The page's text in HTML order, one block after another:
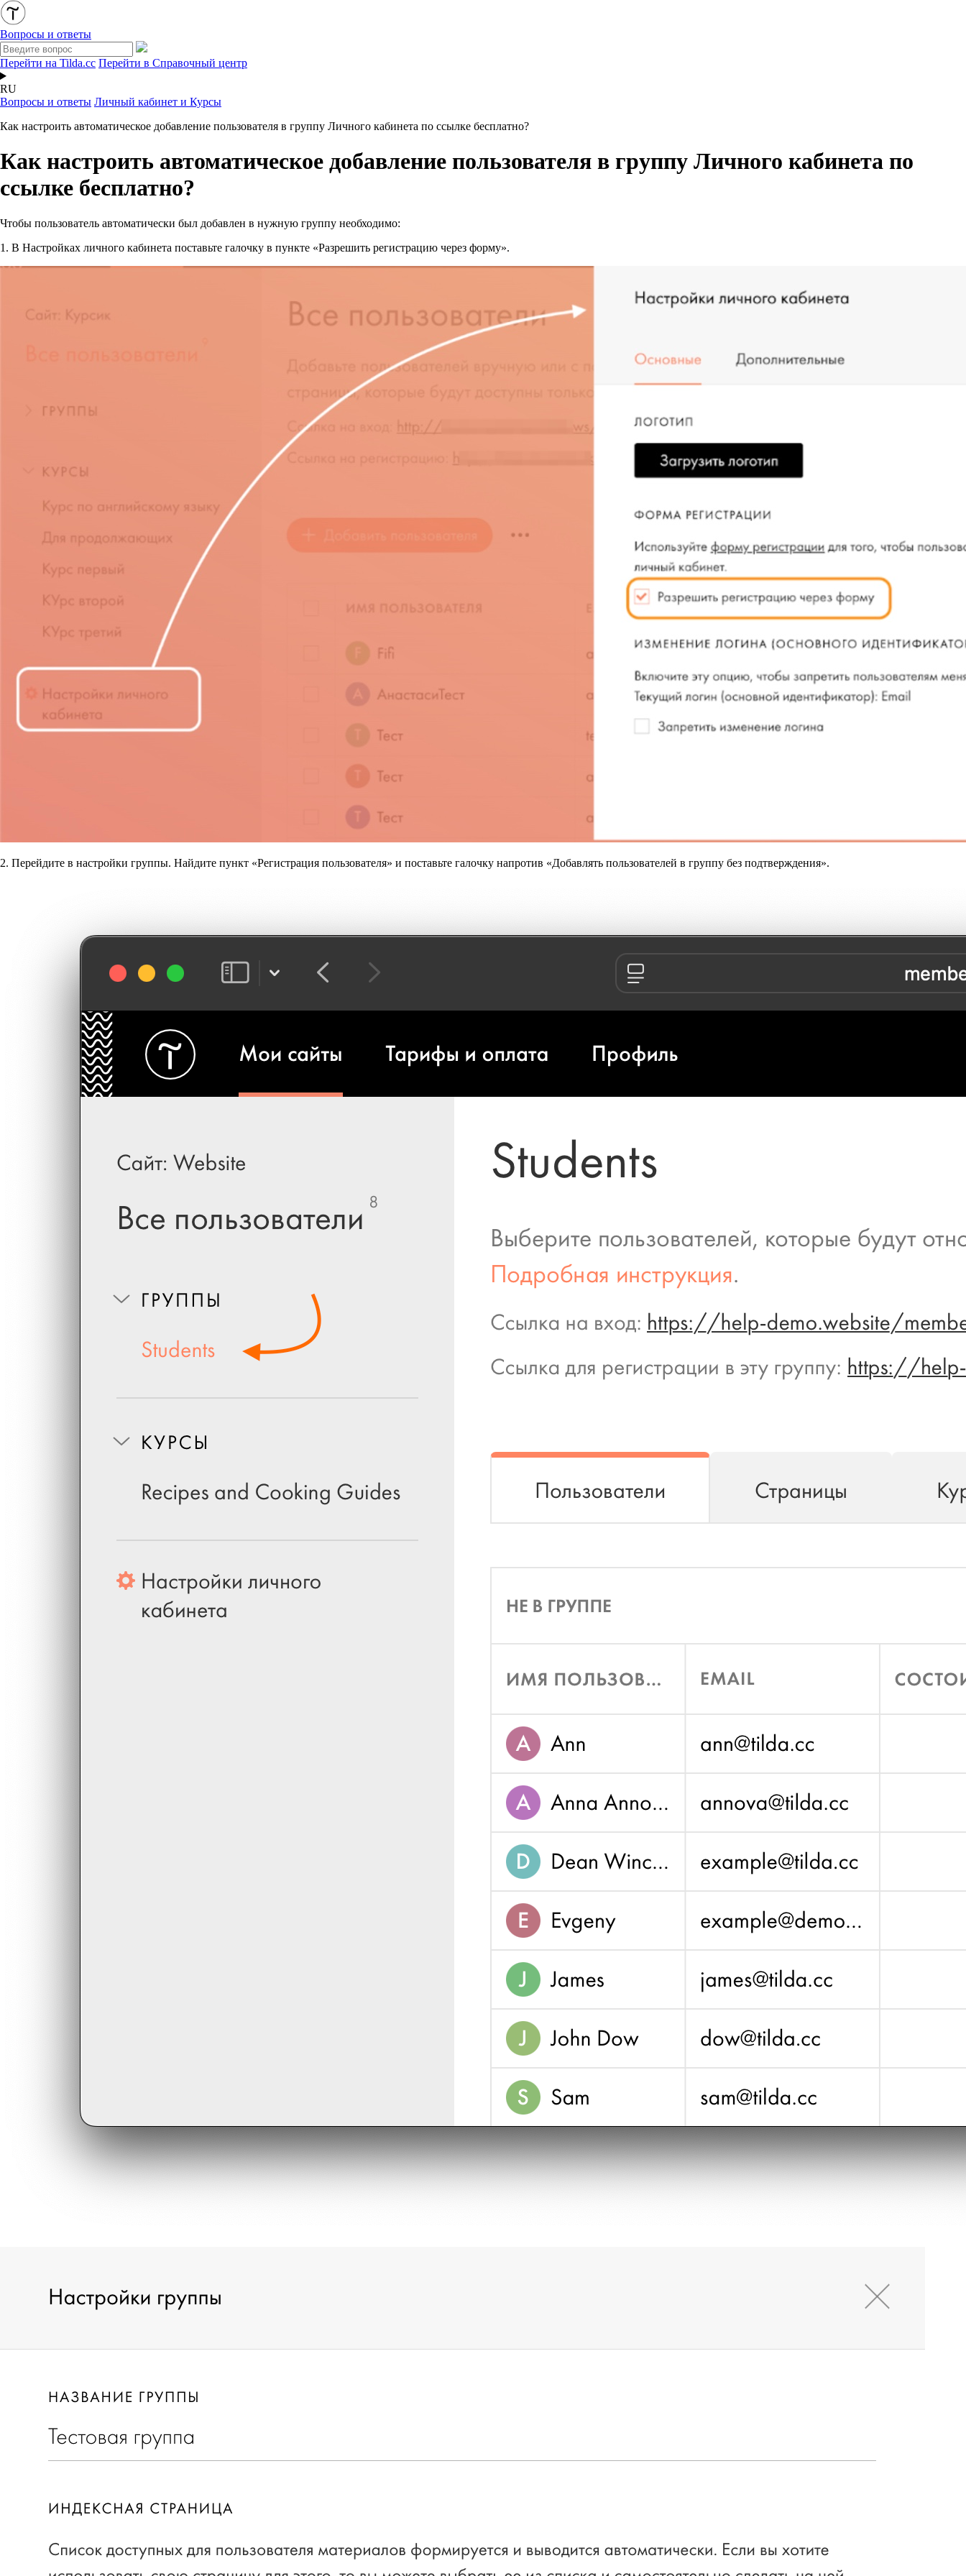
Вопросы и ответы
Перейти на Tilda.cc Перейти в Справочный центр
RU
Вопросы и ответы Личный кабинет и Курсы
Как настроить автоматическое добавление пользователя в группу Личного кабинета по ссылке бесплатно?
Как настроить автоматическое добавление пользователя в группу Личного кабинета по
ссылке бесплатно?
Чтобы пользователь автоматически был добавлен в нужную группу необходимо:
1. В Настройках личного кабинета поставьте галочку в пункте «Разрешить регистрацию через форму».
2. Перейдите в настройки группы. Найдите пункт «Регистрация пользователя» и поставьте галочку напротив «Добавлять пользователей в группу без подтверждения».